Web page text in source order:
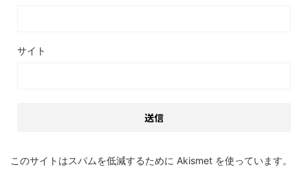
サイト
このサイトはスパムを低減するために Akismet を使っています。